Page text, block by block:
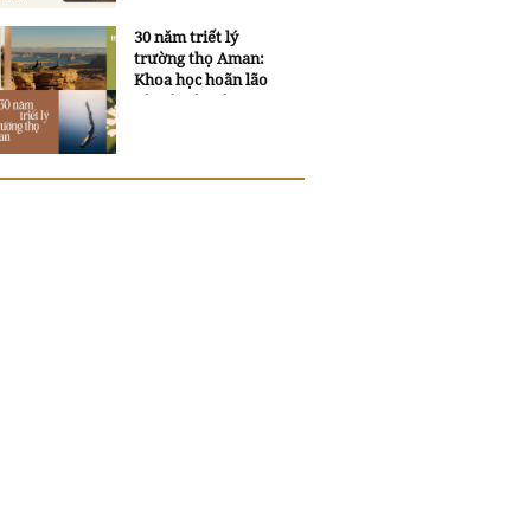
30 năm triết lý
trường thọ Aman:
Khoa học hoãn lão
và trí tuệ ngàn xưa